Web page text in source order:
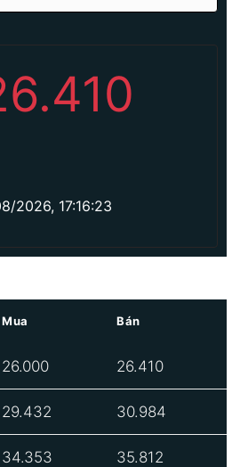
2026, 17:16:23
Mua Bán
26.000 26.410
29.432 30.984
34.353 35.812